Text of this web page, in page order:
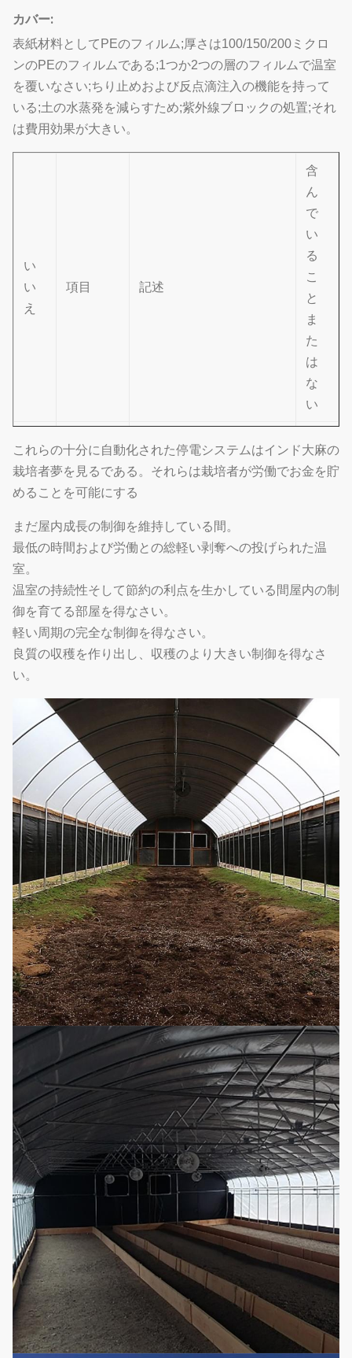
カバー:
表紙材料としてPEのフィルム;厚さは100/150/200ミクロ
ンのPEのフィルムである;1つか2つの層のフィルムで温室
を覆いなさい;ちり止めおよび反点滴注入の機能を持って
いる;土の水蒸発を減らすため;紫外線ブロックの処置;それ
は費用効果が大きい。
い
い
え
項目 記述
含
ん
で
い
る
こ
と
ま
た
は
な
い
1 鉄骨構造 Hot-galvanized鋼管
い
温室のフ
3
原料として良質のポリエ
は
4 冷却装置
それは冷却ファンおよび
冷却のパッドから成って
いる
圧延シス
テム
イプ、手動タイプ
換気装置 横窓および循環ファン
い
7 暖房装置
熱湯暖房、熱気の暖房、
電気暖房
任
意
8
細流かん
がいシス
テム
それは温室の長さおよび
幅に従ってカスタマイズ
することができる
任
意
9
マイクロ
スプリン
クラー シ
ステム
それは温室の長さおよび
幅に従ってカスタマイズ
することができる
任
意
10
ライトを
記入しな
さい
容易自動軽い剥奪の停電
の温室を組み立てなさい
任
意
11
実生植物
のベッド
移動可能な播くベッド
任
意
12 水耕栽培
それは便利および現実
的、栄養素を加える必要
性再使用することができ
ない。
任
意
これらの十分に自動化された停電システムはインド大麻の
栽培者夢を見るである。それらは栽培者が労働でお金を貯
めることを可能にする
まだ屋内成長の制御を維持している間。
最低の時間および労働との総軽い剥奪への投げられた温
室。
温室の持続性そして節約の利点を生かしている間屋内の制
御を育てる部屋を得なさい。
軽い周期の完全な制御を得なさい。
良質の収穫を作り出し、収穫のより大きい制御を得なさ
い。